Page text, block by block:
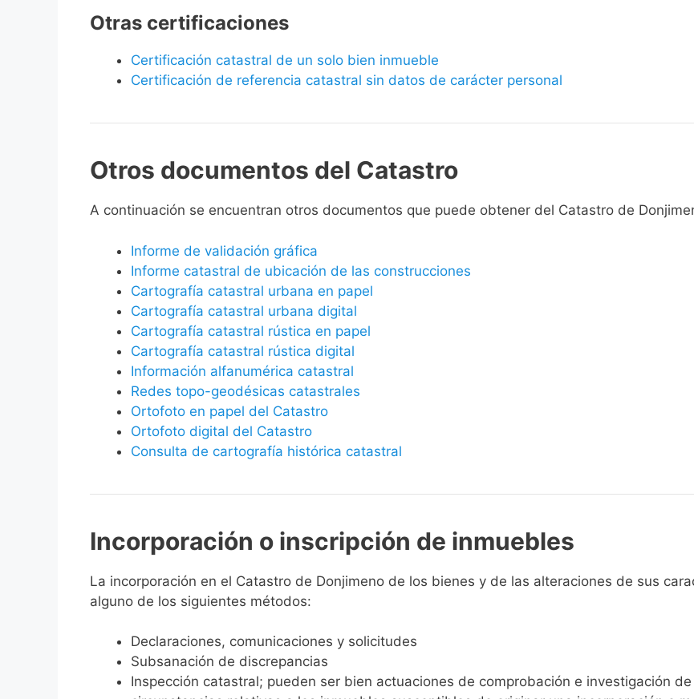
Otras certificaciones
Certificación catastral de un solo bien inmueble
Certificación de referencia catastral sin datos de carácter personal
Otros documentos del Catastro
A continuación se encuentran otros documentos que puede obtener del Catastro de
Informe de validación gráfica
Informe catastral de ubicación de las construcciones
Cartografía catastral urbana en papel
Cartografía catastral urbana digital
Cartografía catastral rústica en papel
Cartografía catastral rústica digital
Información alfanumérica catastral
Redes topo-geodésicas catastrales
Ortofoto en papel del Catastro
Ortofoto digital del Catastro
Consulta de cartografía histórica catastral
Incorporación o inscripción de inmuebles
La incorporación en el Catastro de Donjimeno de los bienes y de las alteraciones de sus
alguno de los siguientes métodos:
Declaraciones, comunicaciones y solicitudes
Subsanación de discrepancias
Inspección catastral; pueden ser bien actuaciones de comprobación e investigación